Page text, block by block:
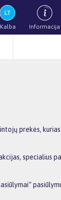
Kalba Informacija
prekės,
specialius